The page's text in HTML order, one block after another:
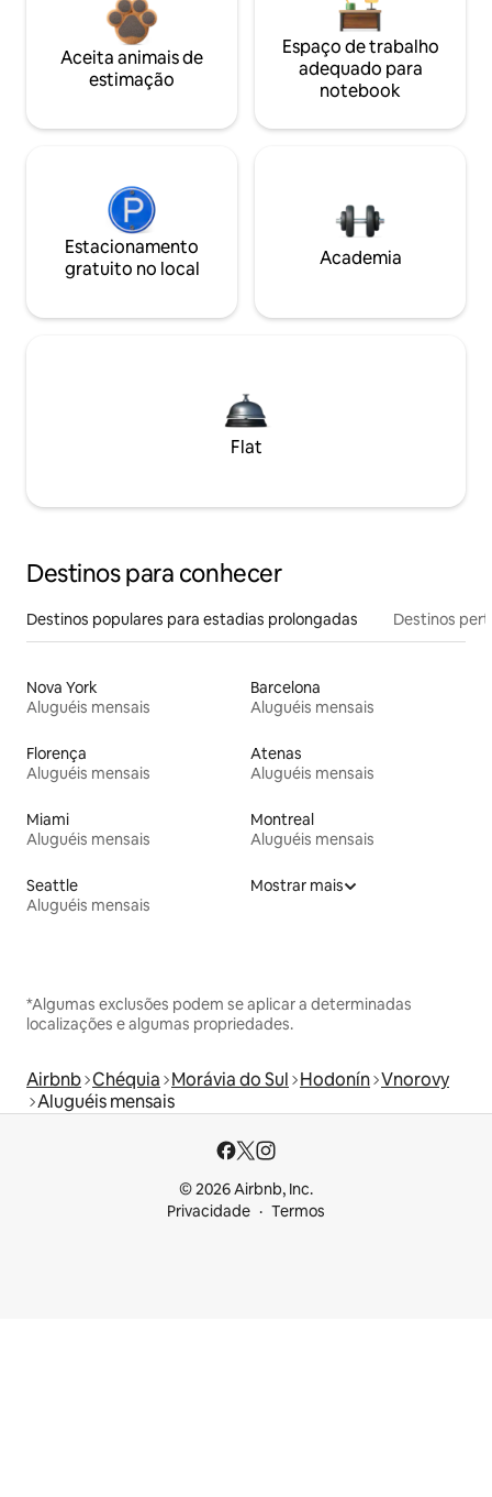
Aceita animais de
estimação
Espaço de trabalho
adequado para
notebook
Estacionamento
gratuito no local
Academia
Flat
Destinos para conhecer
Destinos populares para estadias prolongadas Destinos
Nova York
Aluguéis mensais
Barcelona
Aluguéis mensais
Florença
Aluguéis mensais
Atenas
Aluguéis mensais
Miami
Aluguéis mensais
Montreal
Aluguéis mensais
Seattle
Aluguéis mensais
Mostrar mais
*Algumas exclusões podem se aplicar a determinadas
localizações e algumas propriedades.
Airbnb Chéquia Morávia do Sul Hodonín Vnorovy
Aluguéis mensais
© 2026 Airbnb, Inc.
Privacidade
Termos